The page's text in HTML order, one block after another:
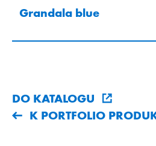
Grandala blue
DO KATALOGU
K PORTFOLIO